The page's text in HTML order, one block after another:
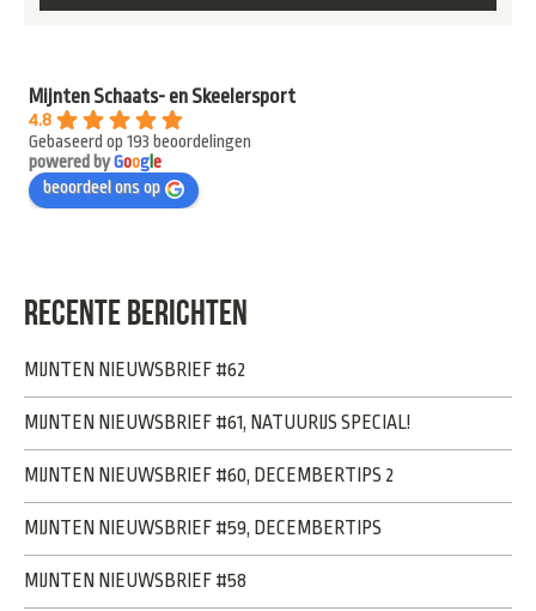
Mijnten Schaats- en Skeelersport
4.8
Gebaseerd op 193 beoordelingen
powered byGoogle
beoordeel ons op
RECENTE BERICHTEN
MIJNTEN NIEUWSBRIEF #62
MIJNTEN NIEUWSBRIEF #61, NATUURIJS SPECIAL!
MIJNTEN NIEUWSBRIEF #60, DECEMBERTIPS 2
MIJNTEN NIEUWSBRIEF #59, DECEMBERTIPS
MIJNTEN NIEUWSBRIEF #58